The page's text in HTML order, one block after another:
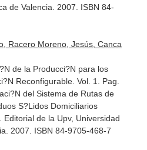
de Valencia. 2007. ISBN 84-
Racero Moreno, Jesús, Canca
de la Producci?N para los
Reconfigurable. Vol. 1. Pag.
del Sistema de Rutas de
S?Lidos Domiciliarios
Editorial de la Upv, Universidad
2007. ISBN 84-9705-468-7